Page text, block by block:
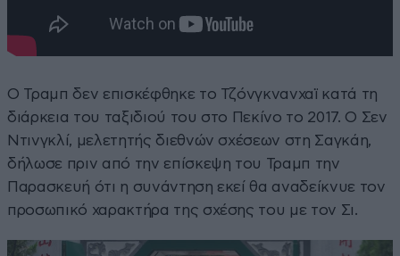
Ο Τραμπ δεν επισκέφθηκε το Τζόνγκνανχαϊ κατά τη
διάρκεια του ταξιδιού του στο Πεκίνο το 2017. Ο Σεν
Ντινγκλί, μελετητής διεθνών σχέσεων στη Σαγκάη,
δήλωσε πριν από την επίσκεψη του Τραμπ την
Παρασκευή ότι η συνάντηση εκεί θα αναδείκνυε τον
προσωπικό χαρακτήρα της σχέσης του με τον Σι.